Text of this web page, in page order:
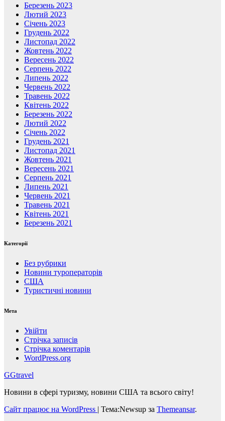
Березень 2023
Лютий 2023
Січень 2023
Грудень 2022
Листопад 2022
Жовтень 2022
Вересень 2022
Серпень 2022
Липень 2022
Червень 2022
Травень 2022
Квітень 2022
Березень 2022
Лютий 2022
Січень 2022
Грудень 2021
Листопад 2021
Жовтень 2021
Вересень 2021
Серпень 2021
Липень 2021
Червень 2021
Травень 2021
Квітень 2021
Березень 2021
Категорії
Без рубрики
Новини туроператорів
США
Туристичні новини
Мета
Увійти
Стрічка записів
Стрічка коментарів
WordPress.org
GGtravel
Новини в сфері туризму, новини США та всього світу!
Сайт працює на WordPress | Тема:Newsup за Themeansar.